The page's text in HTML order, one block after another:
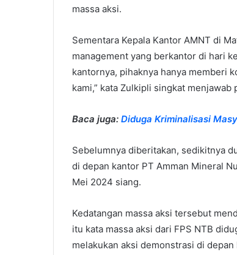
massa aksi.
Sementara Kepala Kantor AMNT di
management yang berkantor di hari
kantornya, pihaknya hanya memberi
kami,” kata Zulkipli singkat menjawab
Baca juga: Diduga Kriminalisasi
Sebelumnya diberitakan, sedikitnya
di depan kantor PT Amman Mineral
Mei 2024 siang.
Kedatangan massa aksi tersebut
itu kata massa aksi dari FPS NTB
melakukan aksi demonstrasi di depan